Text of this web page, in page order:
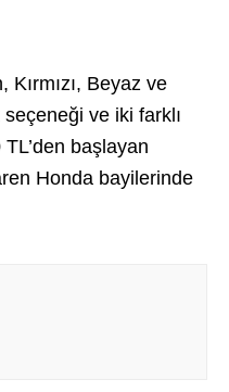
Beyaz ve
ve iki farklı
başlayan
Honda bayilerinde